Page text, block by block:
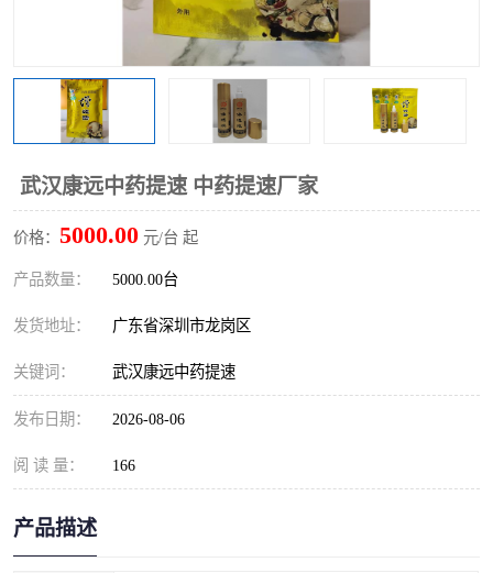
武汉康远中药提速 中药提速厂家
价格： 5000.00 元/台 起
产品数量： 5000.00台
发货地址： 广东省深圳市龙岗区
关键词： 武汉康远中药提速
发布日期： 2026-08-06
阅 读 量： 166
产品描述